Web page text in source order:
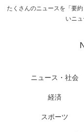
たくさんのニュースを「要
いニ
ニュース・社会
経済
スポーツ